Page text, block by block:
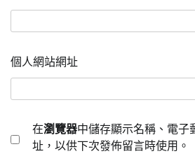
個人網站網址
在瀏覽器中儲存顯示名稱、電子
址，以供下次發佈留言時使用。